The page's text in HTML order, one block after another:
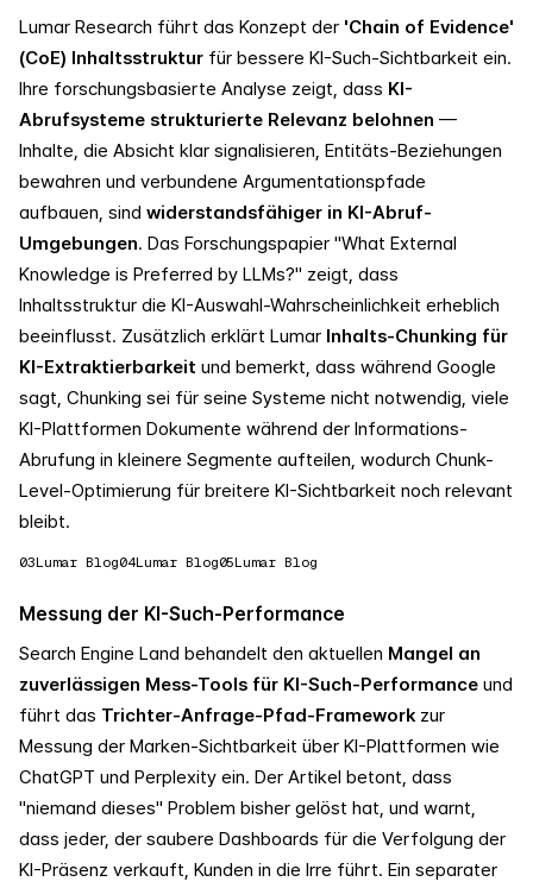
Lumar Research führt das Konzept der 'Chain of Evidence'
(CoE) Inhaltsstruktur für bessere KI-Such-Sichtbarkeit ein.
Ihre forschungsbasierte Analyse zeigt, dass KI-
Abrufsysteme strukturierte Relevanz belohnen —
Inhalte, die Absicht klar signalisieren, Entitäts-Beziehungen
bewahren und verbundene Argumentationspfade
aufbauen, sind widerstandsfähiger in KI-Abruf-
Umgebungen. Das Forschungspapier "What External
Knowledge is Preferred by LLMs?" zeigt, dass
Inhaltsstruktur die KI-Auswahl-Wahrscheinlichkeit erheblich
beeinflusst. Zusätzlich erklärt Lumar Inhalts-Chunking für
KI-Extraktierbarkeit und bemerkt, dass während Google
sagt, Chunking sei für seine Systeme nicht notwendig, viele
KI-Plattformen Dokumente während der Informations-
Abrufung in kleinere Segmente aufteilen, wodurch Chunk-
Level-Optimierung für breitere KI-Sichtbarkeit noch relevant
bleibt.
03Lumar Blog04Lumar Blog05Lumar Blog
Messung der KI-Such-Performance
Search Engine Land behandelt den aktuellen Mangel an
zuverlässigen Mess-Tools für KI-Such-Performance und
führt das Trichter-Anfrage-Pfad-Frameworkzur
Messung der Marken-Sichtbarkeit über KI-Plattformen wie
ChatGPT und Perplexity ein. Der Artikel betont, dass
"niemand dieses" Problem bisher gelöst hat, und warnt,
dass jeder, der saubere Dashboards für die Verfolgung der
KI-Präsenz verkauft, Kunden in die Irre führt. Ein separater